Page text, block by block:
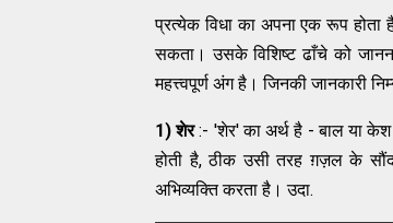
प्रत्येक विधा का अपना एक रूप
सकता। उसके विशिष्ट ढाँचे को
महत्त्वपूर्ण अंग है। जिनकी जानकारी
1) शेर:- 'शेर' का अर्थ है - बाल या
होती है, ठीक उसी तरह ग़ज़ल के
अभिव्यक्ति करता है। उदा.